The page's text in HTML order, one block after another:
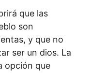
que las
son
y que no
ser un dios. La
opción que